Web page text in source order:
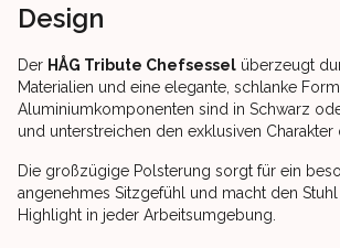
Design
Der HÅG Tribute Chefsessel überzeugt
Materialien und eine elegante, schlanke Form.
Aluminiumkomponenten sind in Schwarz
und unterstreichen den exklusiven Charakter
Die großzügige Polsterung sorgt für ein
angenehmes Sitzgefühl und macht den
Highlight in jeder Arbeitsumgebung.